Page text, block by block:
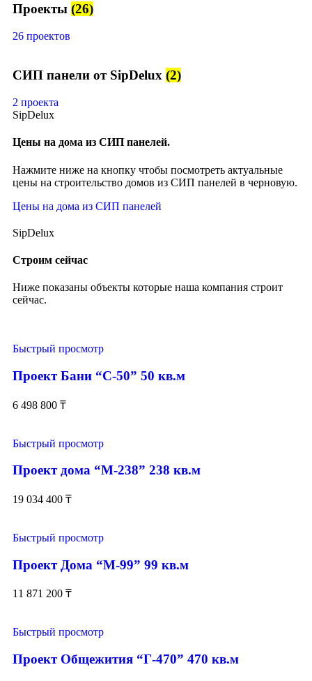
Проекты (26)
26 проектов
СИП панели от SipDelux (2)
2 проекта
SipDelux
Цены на дома из СИП панелей.
Нажмите ниже на кнопку чтобы посмотреть актуальные
цены на строительство домов из СИП панелей в черновую.
Цены на дома из СИП панелей
SipDelux
Строим сейчас
Ниже показаны объекты которые наша компания строит
сейчас.
Быстрый просмотр
Проект Бани “С-50” 50 кв.м
6 498 800 ₸
Быстрый просмотр
Проект дома “М-238” 238 кв.м
19 034 400 ₸
Быстрый просмотр
Проект Дома “М-99” 99 кв.м
11 871 200 ₸
Быстрый просмотр
Проект Общежития “Г-470” 470 кв.м